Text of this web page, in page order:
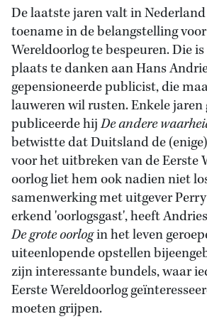
De laatste jaren valt in
toename in de belangstelling
Wereldoorlog te bespeuren. Die
plaats te danken aan Hans
gepensioneerde publicist, die
lauweren wil rusten. Enkele jaren
publiceerde hijDe andere
betwistte dat Duitsland de
voor het uitbreken van de Eerste
oorlog liet hem ook nadien niet
samenwerking met uitgever
erkend 'oorlogsgast', heeft
De grote oorlogin het leven
uiteenlopende opstellen
zijn interessante bundels, waar
Eerste Wereldoorlog
moeten grijpen.